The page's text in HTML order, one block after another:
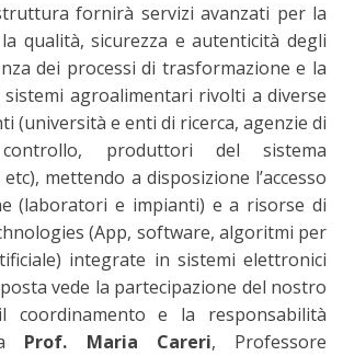
fornirà servizi avanzati per la
qualità, sicurezza e autenticità degli
dei processi di trasformazione e la
agroalimentari rivolti a diverse
(università e enti di ricerca, agenzie di
produttori del sistema
mettendo a disposizione l’accesso
(laboratori e impianti) e a risorse di
(App, software, algoritmi per
integrate in sistemi elettronici
vede la partecipazione del nostro
coordinamento e la responsabilità
Prof. Maria Careri, Professore